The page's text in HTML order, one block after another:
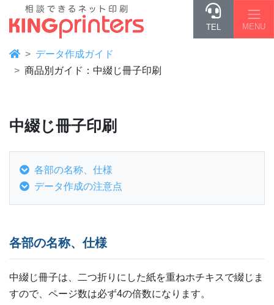
TEL MENU
データ作成ガイド
商品別ガイド：中綴じ冊子印刷
中綴じ冊子印刷
各部の名称、仕様
データ作成の注意点
各部の名称、仕様
中綴じ冊子は、二つ折りにした紙を重ねホチキスで綴じま
すので、ページ数は必ず4の倍数になります。